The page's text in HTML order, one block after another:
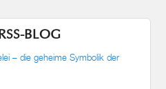
BLOG
– die geheime Symbolik der